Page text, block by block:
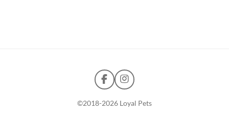
F
a
c
I
n
s
©2018-2026 Loyal Pets